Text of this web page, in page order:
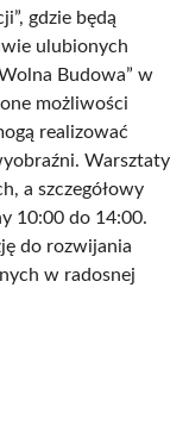
gdzie będą
ulubionych
Budowa” w
możliwości
realizować
Warsztaty
a szczegółowy
10:00 do 14:00.
do rozwijania
w radosnej